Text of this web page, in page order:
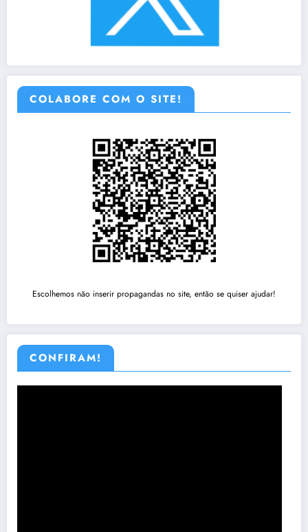
COLABORE COM O SITE!
Escolhemos não inserir propagandas no site, então se quiser ajudar!
CONFIRAM!